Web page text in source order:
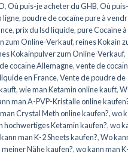
,Où puis-je acheter du GHB,Où
ligne,poudre de cocaïne pure à
,prix du lsd liquide,pure Cocaïne à
zum Online-Verkauf,reines Kokain
Kokainpulver zum Online-Verkauf,
cocaïne Allemagne,vente de
en France,Vente de poudre de
,wie man Ketamin online kauft,
man A-PVP-Kristalle online
Crystal Meth online kaufen?,wo
hochwertiges Ketamin kaufen?,wo
man K-2 Sheets kaufen?,Wo
meiner Nähe kaufen?,wo kann man